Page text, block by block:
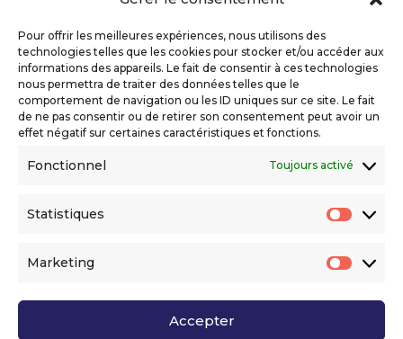
Pour offrir les meilleures expériences, nous utilisons des
technologies telles que les cookies pour stocker et/ou accéder aux
informations des appareils. Le fait de consentir à ces technologies
nous permettra de traiter des données telles que le
comportement de navigation ou les ID uniques sur ce site. Le fait
de ne pas consentir ou de retirer son consentement peut avoir un
effet négatif sur certaines caractéristiques et fonctions.
Fonctionnel Toujours activé
Statistiques
Marketing
Accepter
Mentions légales
Politique de confidentialité
Déclaration d’accessibilité numérique
Ils nous soutiennent